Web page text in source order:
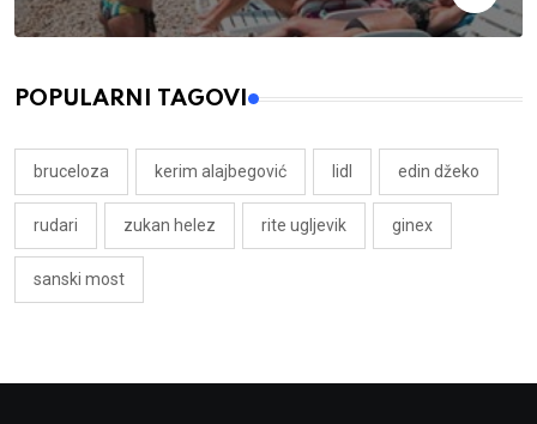
POPULARNI TAGOVI
bruceloza kerim alajbegović lidl edin džeko
rudari zukan helez rite ugljevik ginex
sanski most